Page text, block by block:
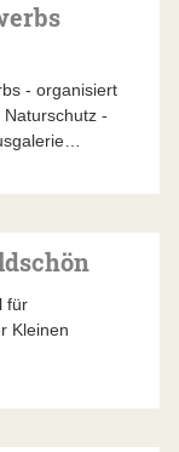
- organisiert
-
für
Kleinen